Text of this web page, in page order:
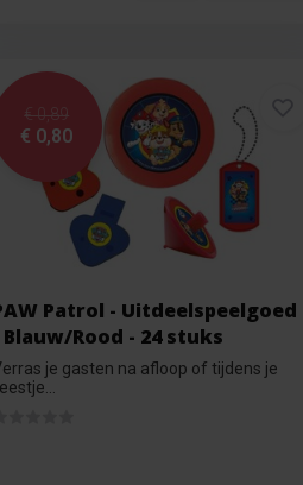
€ 0,89
€ 0,80
Patrol - Uitdeelspeelgoed
Blauw/Rood - 24 stuks
je gasten na afloop of tijdens je